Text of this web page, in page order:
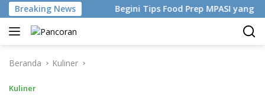
Langsung
ke
konten
Breaking News
China Begini Tips Food Prep MPASI yang
Beranda Kuliner
Kuliner